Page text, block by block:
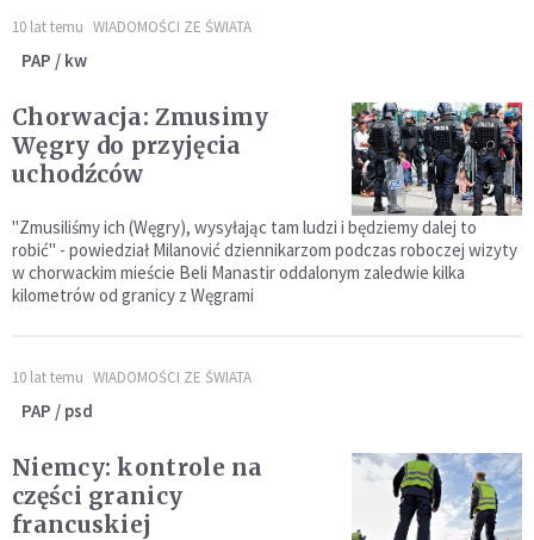
10 lat temu WIADOMOŚCI ZE ŚWIATA
PAP / kw
Chorwacja: Zmusimy
Węgry do przyjęcia
uchodźców
"Zmusiliśmy ich (Węgry), wysyłając tam ludzi i będziemy dalej to
robić" - powiedział Milanović dziennikarzom podczas roboczej wizyty
w chorwackim mieście Beli Manastir oddalonym zaledwie kilka
kilometrów od granicy z Węgrami
10 lat temu WIADOMOŚCI ZE ŚWIATA
PAP / psd
Niemcy: kontrole na
części granicy
francuskiej